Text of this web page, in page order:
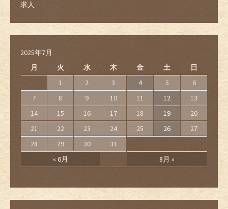
求人
2025年7月
月
火 水 木 金 土 日
« 6月 8月 »
1 2 3 4 5
6
7
8 9 10 11 12
13
14
15 16 17 18 19
20
21
22 23 24 25 26
27
28
29 30 31